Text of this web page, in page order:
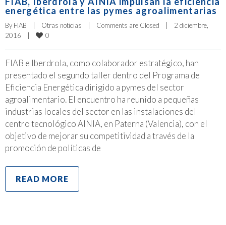
energética entre las pymes agroalimentarias
By FIAB | Otras noticias | Comments are Closed |
2 diciembre,
2016
| 0
FIAB e Iberdrola, como colaborador estratégico, han
presentado el segundo taller dentro del Programa de
Eficiencia Energética dirigido a pymes del sector
agroalimentario. El encuentro ha reunido a pequeñas
industrias locales del sector en las instalaciones del
centro tecnológico AINIA, en Paterna (Valencia), con el
objetivo de mejorar su competitividad a través de la
promoción de políticas de
READ MORE